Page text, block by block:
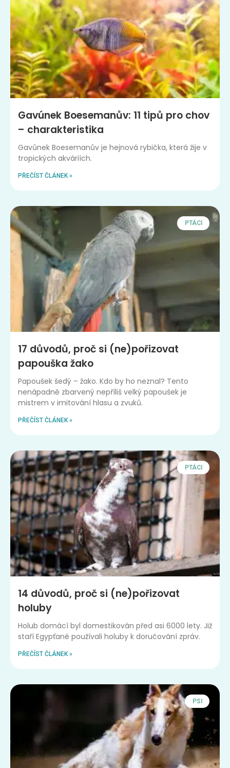
Gavúnek Boesemanův: 11 tipů pro chov
– charakteristika
Gavůnek Boesemanův je hejnová rybička, která žije v
tropických akváriích.
PŘEČÍST ČLÁNEK »
PTÁCI
17 důvodů, proč si (ne)pořizovat
papouška žako
Papoušek šedý – žako. Kdo by ho neznal? Tento
nenápadně zbarvený nepříliš velký papoušek je
mistrem v imitování hlasu a zvuků.
PŘEČÍST ČLÁNEK »
PTÁCI
14 důvodů, proč si (ne)pořizovat
holuby
Holub domácí byl domestikován před asi 6000 lety. Již
staří Egypťané používali holuby k doručování zpráv.
PŘEČÍST ČLÁNEK »
PSI